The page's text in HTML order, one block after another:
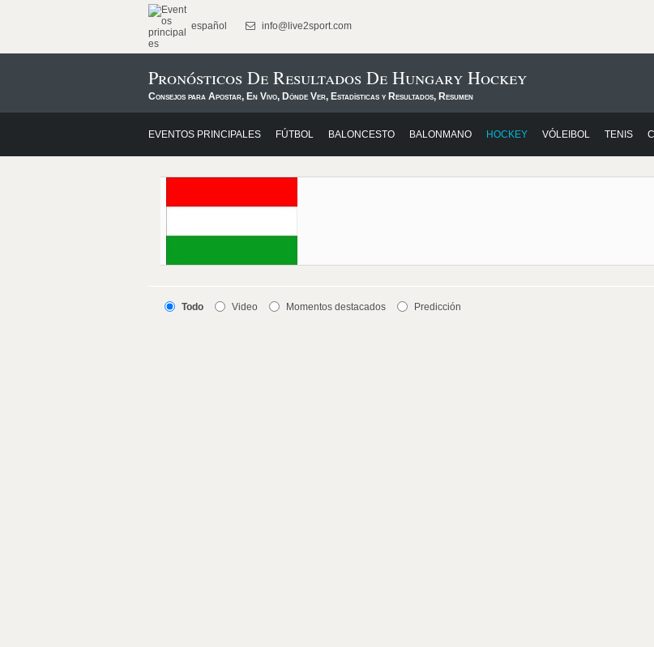
español info@live2sport.com
Pronósticos De Resultados De Hungary Hockey
Consejos para Apostar, En Vivo, Dónde Ver, Estadísticas y Resultados, Resumen
EVENTOS PRINCIPALES FÚTBOL BALONCESTO BALONMANO HOCKEY VÓLEIBOL TENIS
Todo Video Momentos destacados Predicción